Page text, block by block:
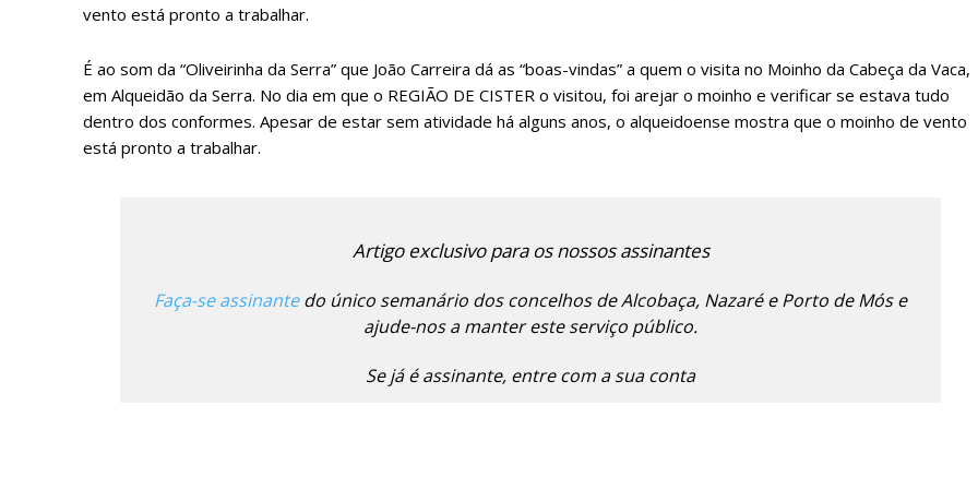
Planos de Assinatura
Faça-se assinante do Região de Cister e ajude-nos a manter este serviço
Escolha o plano de assinatura desejado:
vento está pronto a trabalhar.
É ao som da “Oliveirinha da Serra” que João Carreira dá as “boas-vindas” a quem o visita no Moinho da Cabeça da Vaca,
em Alqueidão da Serra. No dia em que o REGIÃO DE CISTER o visitou, foi arejar o moinho e verificar se estava tudo
dentro dos conformes. Apesar de estar sem atividade há alguns anos, o alqueidoense mostra que o moinho de vento
está pronto a trabalhar.
Artigo exclusivo para os nossos assinantes
Faça-se assinantedo único semanário dos concelhos de Alcobaça, Nazaré e Porto de Mós e
ajude-nos a manter este serviço público.
Se já é assinante, entre com a sua conta